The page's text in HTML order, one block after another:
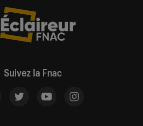
Suivez la Fnac